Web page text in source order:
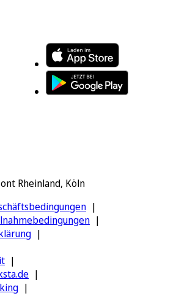
Rheinland, Köln